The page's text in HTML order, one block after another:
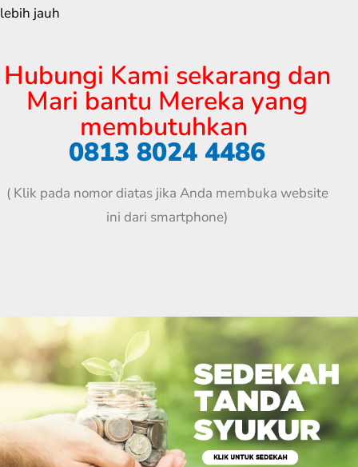
lebih jauh
Hubungi Kami sekarang dan
Mari bantu Mereka yang
membutuhkan
0813 8024 4486
( Klik pada nomor diatas jika Anda membuka website
ini dari smartphone)